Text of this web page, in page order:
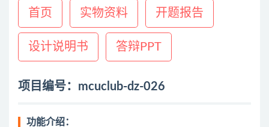
首页 实物资料 开题报告
设计说明书 答辩PPT
项目编号：mcuclub-dz-026
功能介绍：